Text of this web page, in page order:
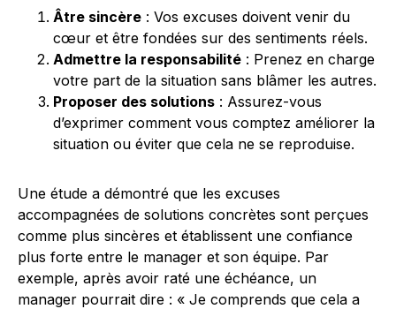
Âtre sincère : Vos excuses doivent venir du
cœur et être fondées sur des sentiments réels.
Admettre la responsabilité : Prenez en charge
votre part de la situation sans blâmer les autres.
Proposer des solutions : Assurez-vous
d’exprimer comment vous comptez améliorer la
situation ou éviter que cela ne se reproduise.
Une étude a démontré que les excuses
accompagnées de solutions concrètes sont perçues
comme plus sincères et établissent une confiance
plus forte entre le manager et son équipe. Par
exemple, après avoir raté une échéance, un
manager pourrait dire : « Je comprends que cela a